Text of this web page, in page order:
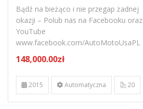
Bądź na bieżąco i nie przegap żadnej
okazji – Polub nas na Facebooku oraz
YouTube
www.facebook.com/AutoMotoUsaPL
148,000.00zł
2015 Automatyczna 20